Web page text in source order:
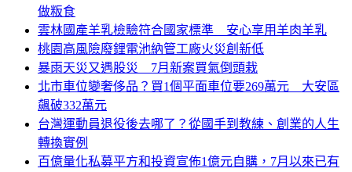
做粄食
雲林國產羊乳檢驗符合國家標準 安心享用羊肉羊乳
桃園高風險廢鋰電池納管工廠火災創新低
暴雨天災又遇股災 7月新案買氣倒頭栽
北市車位變奢侈品？買1個平面車位要269萬元 大安區
飆破332萬元
台灣運動員退役後去哪了？從國手到教練、創業的人生
轉換實例
百億量化私募平方和投資宣佈1億元自購，7月以來已有